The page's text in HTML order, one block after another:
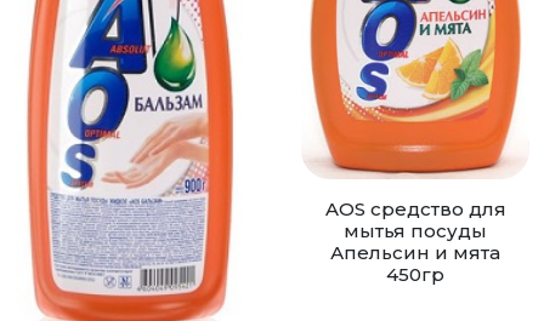
AOS cредство для
мытья посуды
Апельсин и мята
450гр